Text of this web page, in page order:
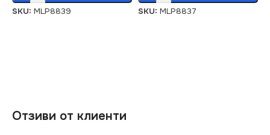
SKU: MLP8839 SKU: MLP8837
Отзиви от клиенти